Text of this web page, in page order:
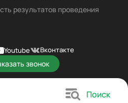
результатов проведения
Youtube Вконтакте
звонок
Поиск